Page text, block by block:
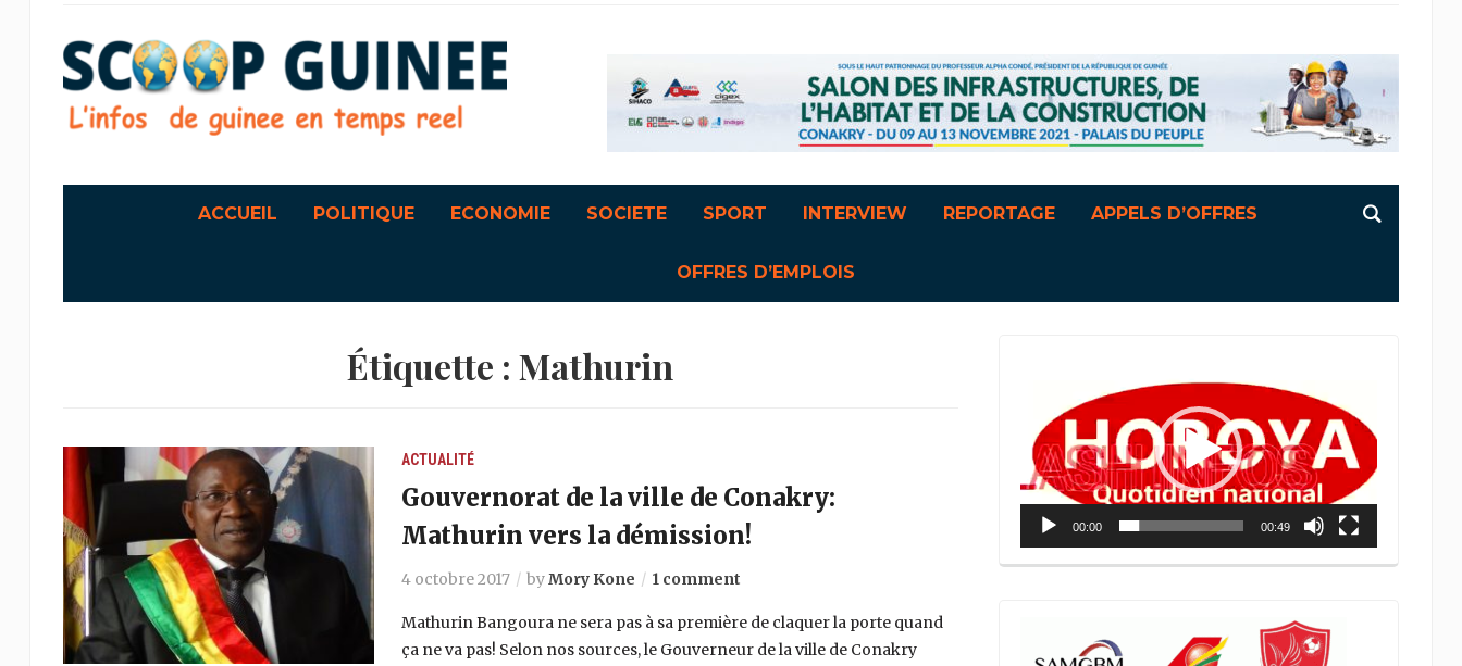
ACCUEIL POLITIQUE ECONOMIE SOCIETE SPORT INTERVIEW REPORTAGE APPELS D’OFFRES
OFFRES D’EMPLOIS
Étiquette :Mathurin
ACTUALITÉ
Gouvernorat de la ville de Conakry:
Mathurin vers la démission!
4 octobre 2017 byMory Kone 1 comment
Mathurin Bangoura ne sera pas à sa première de claquer la porte quand
ça ne va pas! Selon nos sources, le Gouverneur de la ville de Conakry
00:00 00:49